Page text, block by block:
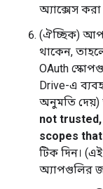
অ্যাক্সেস
(ঐচ্ছিক)
থাকেন,
OAuth
Drive-এ
অনুমতি দেয়)
not
scopes
টিক দিন।
অ্যাপগুলির